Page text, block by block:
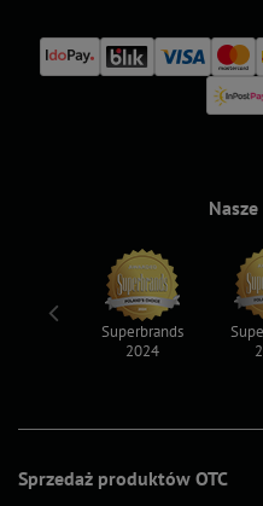
Sprzedaż produktów OTC
Superbrands
2024